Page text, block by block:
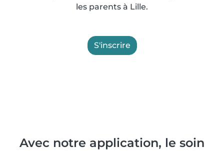
les parents à Lille.
S'inscrire
Avec notre application, le soin